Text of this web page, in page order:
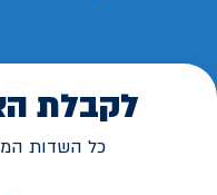
לקבלת
כל השדות